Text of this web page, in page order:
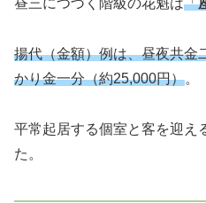
昼三につづく階級の花魁は「
揚代（金額）例は、昼夜共金
かり金一分（約25,000円）。
平常起居する個室と客を迎え
た。